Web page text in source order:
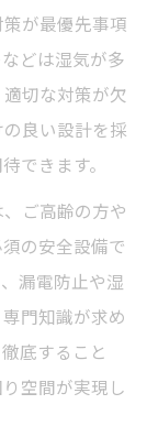
が最優先事項
どは湿気が多
切な対策が欠
良い設計を採
できます。
ご高齢の方や
の安全設備で
漏電防止や湿
門知識が求め
底すること
空間が実現し